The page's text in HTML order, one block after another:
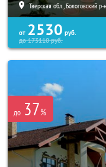
Тверская обл., Бологовский
от 2530 руб.
до173110руб.
до 37%